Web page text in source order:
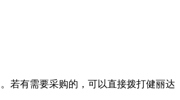
若有需要采购的，可以直接拨打健丽达